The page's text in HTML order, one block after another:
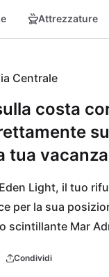
Attrezzature
Centrale
costa
tua
Light, il tuo
per la sua
scintillante Mar
e benessere
un tuffo
Condividi